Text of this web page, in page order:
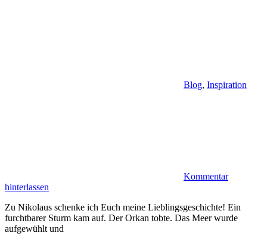
Blog, Inspiration
Kommentar
hinterlassen
Zu Nikolaus schenke ich Euch meine Lieblingsgeschichte! Ein
furchtbarer Sturm kam auf. Der Orkan tobte. Das Meer wurde
aufgewühlt und